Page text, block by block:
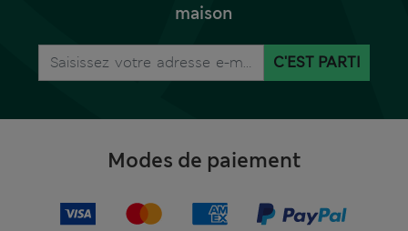
maison
C'EST PARTI
Modes de paiement